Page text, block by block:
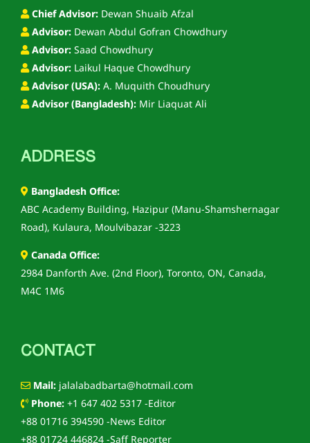
Chief Advisor: Dewan Shuaib Afzal
Advisor: Dewan Abdul Gofran Chowdhury
Advisor: Saad Chowdhury
Advisor: Laikul Haque Chowdhury
Advisor (USA): A. Muquith Choudhury
Advisor (Bangladesh): Mir Liaquat Ali
ADDRESS
Bangladesh Office:
ABC Academy Building, Hazipur (Manu-Shamshernagar
Road), Kulaura, Moulvibazar -3223
Canada Office:
2984 Danforth Ave. (2nd Floor), Toronto, ON, Canada,
M4C 1M6
CONTACT
Mail: jalalabadbarta@hotmail.com
Phone: +1 647 402 5317 -Editor
+88 01716 394590 -News Editor